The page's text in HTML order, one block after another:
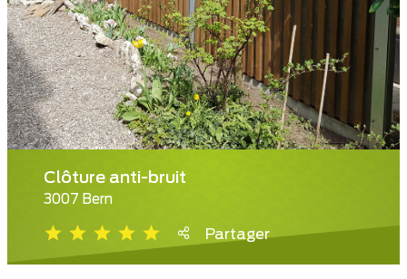
Clôture anti-bruit
3007 Bern
Partager